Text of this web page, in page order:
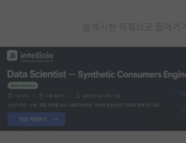
게시판 목록으로 돌아가기